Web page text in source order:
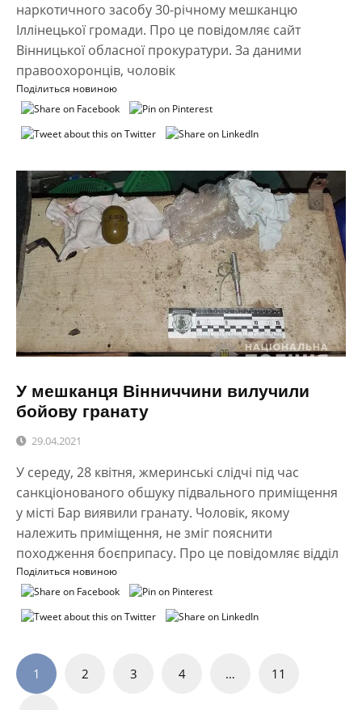
наркотичного засобу 30-річному мешканцю
Іллінецької громади. Про це повідомляє сайт
Вінницької обласної прокуратури. За даними
правоохоронців, чоловік
Поділиться новиною
У мешканця Вінниччини вилучили
бойову гранату
29.04.2021
У середу, 28 квітня, жмеринські слідчі під час
санкціонованого обшуку підвального приміщення
у місті Бар виявили гранату. Чоловік, якому
належить приміщення, не зміг пояснити
походження боєприпасу. Про це повідомляє відділ
Поділиться новиною
Навігація
записів
1 2 3 4 … 11